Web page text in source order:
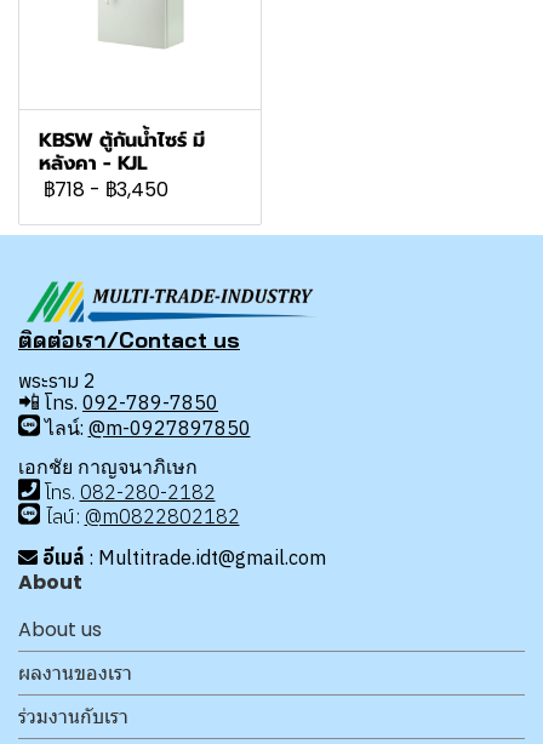
KBSW ตู้กันน้ำไซร์ มี
หลังคา - KJL
฿718 - ฿3,450
ติดต่อเรา/Contact us
พระราม 2
📲 โทร. 092-789-7850
ไลน์: @m-0927897850
เอกชัย กาญจนาภิเษก
โทร. 082-280-2182
ไลน์: @m0822802182
อีเมล์ : Multitrade.idt@gmail.com
About
About us
ผลงานของเรา
ร่วมงานกับเรา